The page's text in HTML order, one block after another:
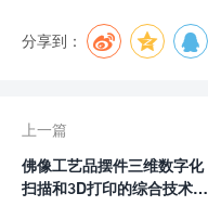
分享到：
上一篇
佛像工艺品摆件三维数字化
扫描和3D打印的综合技术服